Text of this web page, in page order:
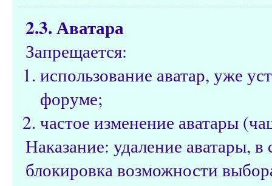
2.3. Аватара
Запрещается:
использование аватар, уже
форуме;
частое изменение аватары
Наказание: удаление аватары,
блокировка возможности